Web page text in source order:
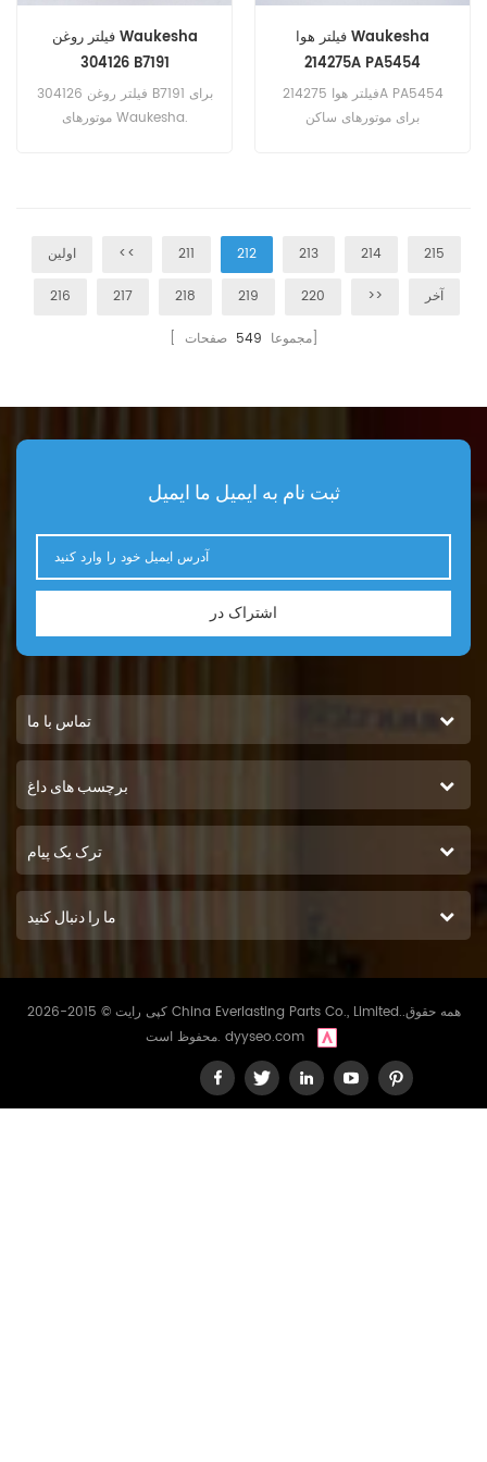
فیلتر روغن Waukesha
304126 B7191
فیلتر روغن 304126 B7191 برای
موتورهای Waukesha.
فیلتر هوا Waukesha
214275A PA5454
فیلتر هوا 214275A PA5454
برای موتورهای ساکن
اولین << 211 212 213 214 215
216 217 218 219 220 >> آخر
[ مجموعا 549 صفحات]
ثبت نام به ایمیل ما ایمیل
اشتراک در
تماس با ما
برچسب های داغ
ترک یک پیام
ما را دنبال کنید
کپی رایت © 2015-2026 China Everlasting Parts Co., Limited..همه حقوق
محفوظ است. dyyseo.com